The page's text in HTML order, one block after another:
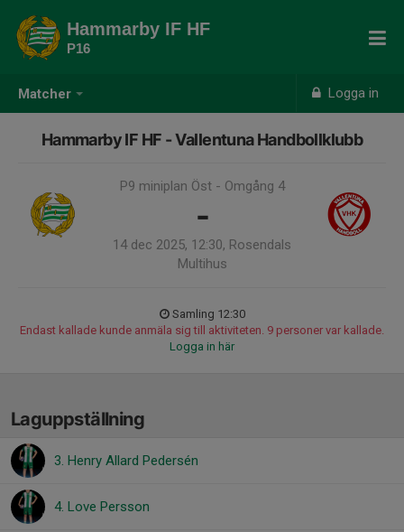
Matcher Logga in
Hammarby IF HF
P16
Hammarby IF HF - Vallentuna Handbollklubb
P9 miniplan Öst - Omgång 4
-
14 dec 2025, 12:30, Rosendals
Multihus
Samling 12:30
Endast kallade kunde anmäla sig till aktiviteten. 9 personer var kallade.
Logga in här
Laguppställning
3. Henry Allard Pedersén
4. Love Persson